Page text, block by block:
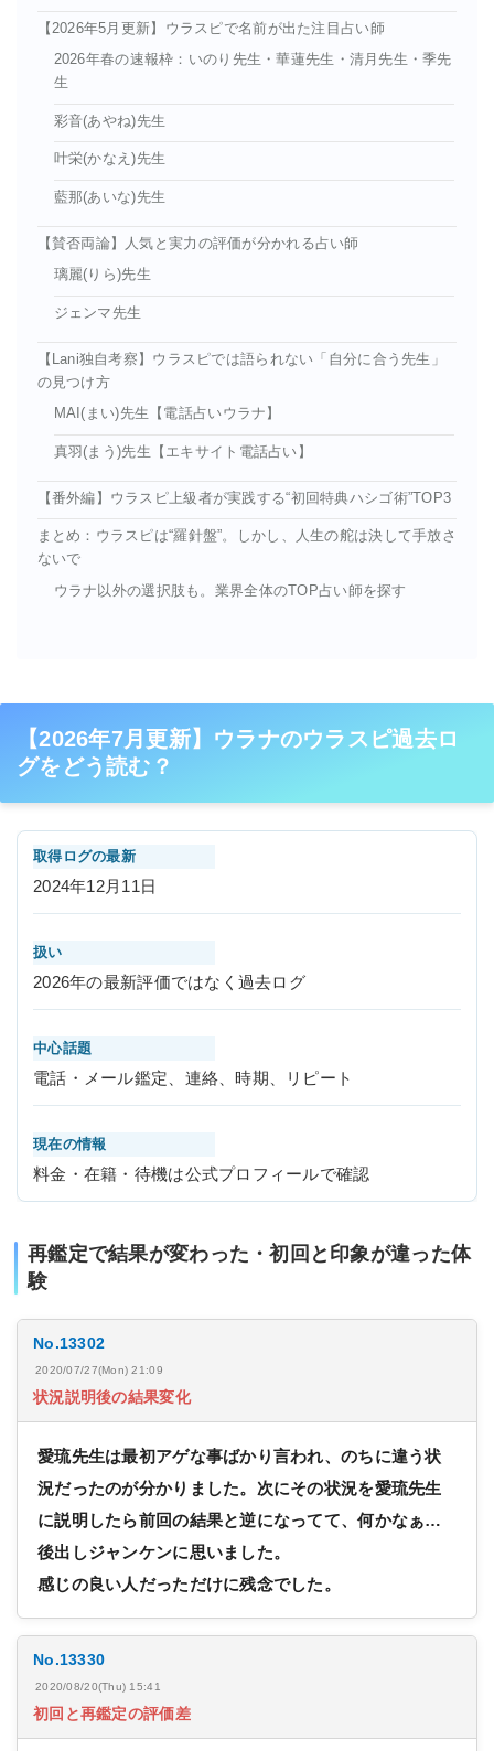
【2026年5月更新】ウラスピで名前が出た注目占い師
2026年春の速報枠：いのり先生・華蓮先生・清月先生・季先
生
彩音(あやね)先生
叶栄(かなえ)先生
藍那(あいな)先生
【賛否両論】人気と実力の評価が分かれる占い師
璃麗(りら)先生
ジェンマ先生
【Lani独自考察】ウラスピでは語られない「自分に合う先生」
の見つけ方
MAI(まい)先生【電話占いウラナ】
真羽(まう)先生【エキサイト電話占い】
【番外編】ウラスピ上級者が実践する“初回特典ハシゴ術”TOP3
まとめ：ウラスピは“羅針盤”。しかし、人生の舵は決して手放さ
ないで
ウラナ以外の選択肢も。業界全体のTOP占い師を探す
【2026年7月更新】ウラナのウラスピ過去ロ
グをどう読む？
取得ログの最新
2024年12月11日
扱い
2026年の最新評価ではなく過去ログ
中心話題
電話・メール鑑定、連絡、時期、リピート
現在の情報
料金・在籍・待機は公式プロフィールで確認
再鑑定で結果が変わった・初回と印象が違った体
験
No.13302
2020/07/27(Mon) 21:09
状況説明後の結果変化
愛琉先生は最初アゲな事ばかり言われ、のちに違う状
況だったのが分かりました。次にその状況を愛琉先生
に説明したら前回の結果と逆になってて、何かなぁ…
後出しジャンケンに思いました。
感じの良い人だっただけに残念でした。
No.13330
2020/08/20(Thu) 15:41
初回と再鑑定の評価差